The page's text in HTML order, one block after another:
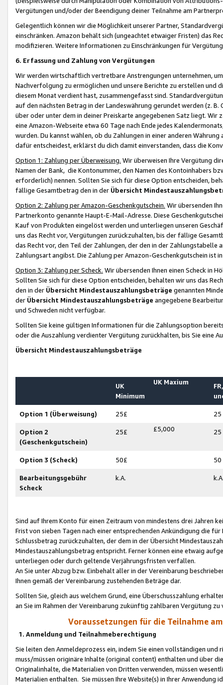
Vergütungen und/oder der Beendigung deiner Teilnahme am
Gelegentlich können wir die Möglichkeit unserer Partner,
einschränken. Amazon behält sich (ungeachtet etwaiger Fristen) das
modifizieren. Weitere Informationen zu Einschränkungen für
6. Erfassung und Zahlung von Vergütungen
Wir werden wirtschaftlich vertretbare Anstrengungen unternehmen,
Nachverfolgung zu ermöglichen und unsere Berichte zu erstellen und
diesem Monat verdient hast, zusammengefasst sind.
auf den nächsten Betrag in der Landeswährung gerundet werden (z.
über oder unter dem in deiner Preiskarte angegebenen Satz liegt.
eine Amazon-Webseite etwa 60 Tage nach Ende jedes
wurden. Du kannst wählen, ob du Zahlungen in einer anderen
dafür entscheidest, erklärst du dich damit einverstanden, dass die
Option 1: Zahlung per Überweisung. Wir überweisen Ihre Vergütung
Namen der Bank, die Kontonummer, den Namen des Kontoinhabers
erforderlich) nennen. Sollten Sie sich für diese Option entscheiden,
fällige Gesamtbetrag den in der Übersicht
Option 2: Zahlung per Amazon-Geschenkgutschein. Wir übersenden
Partnerkonto genannte Haupt-E-Mail-Adresse. Diese
Kauf von Produkten eingelöst werden und unterliegen unseren
uns das Recht vor, Vergütungen zurückzuhalten, bis der fällige
das Recht vor, den Teil der Zahlungen, der den in der
Zahlungsart angibst. Die Zahlung per Amazon-Geschenkgutschein ist
Option 3: Zahlung per Scheck. Wir übersenden Ihnen einen Scheck in
Sollten Sie sich für diese Option entscheiden, behalten wir uns das
den in der Übersicht Mindestauszahlungsbeträge genannten
der Übersicht Mindestauszahlungsbeträge angegebene
und Schweden nicht verfügbar.
Sollten Sie keine gültigen Informationen für die Zahlungsoption
oder die Auszahlung verdienter Vergütung zurückhalten, bis Sie
Übersicht Mindestauszahlungsbeträge
UK
Minimum
UK Maxium
Option 1 (Überweisung) 25£ 25
Option 2
(Geschenkgutschein)
25£ £5,000 25
Option 3 (Scheck) 50£ 50
Bearbeitungsgebühr
Scheck
k.A.
Sind auf Ihrem Konto für einen Zeitraum von mindestens drei Jahren
Frist von sieben Tagen nach einer entsprechenden Ankündigung die
Schlussbetrag zurückzuhalten, der dem in der Übersicht
Mindestauszahlungsbetrag entspricht. Ferner können eine etwaig
unterliegen oder durch geltende Verjährungsfristen verfallen.
An Sie unter Abzug bzw. Einbehalt aller in der Vereinbarung
Ihnen gemäß der Vereinbarung zustehenden Beträge dar.
Sollten Sie, gleich aus welchem Grund, eine Überschusszahlung
an Sie im Rahmen der Vereinbarung zukünftig zahlbaren Vergütung zu
Voraussetzungen für die Teilnahme
1. Anmeldung und Teilnahmeberechtigung
Sie leiten den Anmeldeprozess ein, indem Sie einen vollständigen
muss/müssen originäre Inhalte (original content) enthalten und über
Originalinhalte, die Materialien von Dritten verwenden, müssen
Materialien enthalten. Sie müssen Ihre Website(s) in Ihrer Anwendung